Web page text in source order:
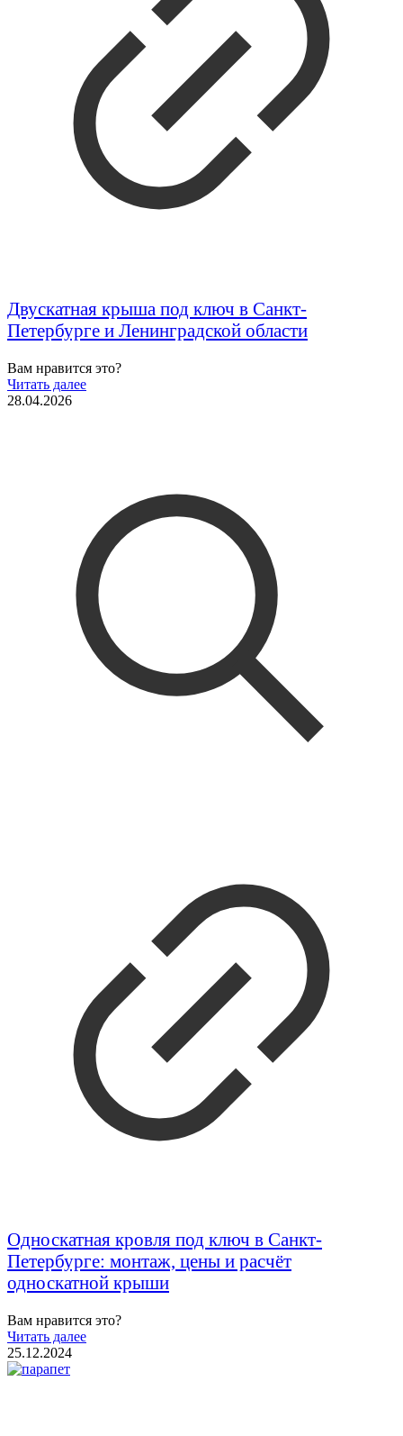
Двускатная крыша под ключ в Санкт-
Петербурге и Ленинградской области
Вам нравится это?
Читать далее
28.04.2026
Односкатная кровля под ключ в Санкт-
Петербурге: монтаж, цены и расчёт
односкатной крыши
Вам нравится это?
Читать далее
25.12.2024